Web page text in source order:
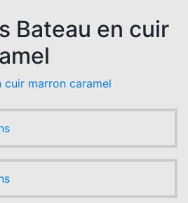
on
the
product
multiple
variants.
The
options
may
on
page
Bateau en cuir
cuir marron caramel
This
product
has
multiple
variants.
This
product